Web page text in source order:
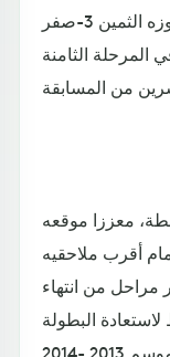
الدوري الإنجليزي لكرة القدم، عقب فوزه الثمين 3-صفر
الثامنة
رصيد مانشستر سيتي إلى 75 نقطة، معززا موقعه
كاملة أمام أقرب ملاحقيه
مراحل من انتهاء
15 نقطة فقط لاستعادة البطولة